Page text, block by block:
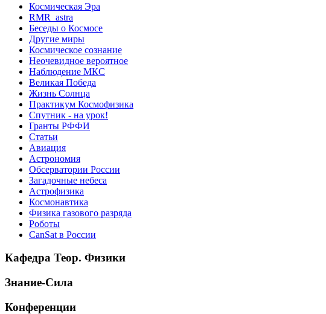
Космическая Эра
RMR_astra
Беседы о Космосе
Другие миры
Космическое сознание
Неочевидное вероятное
Наблюдение МКС
Великая Победа
Жизнь Солнца
Практикум Космофизика
Спутник - на урок!
Гранты РФФИ
Статьи
Авиация
Астрономия
Обсерватории России
Загадочные небеса
Астрофизика
Космонавтика
Физика газового разряда
Роботы
CanSat в России
Кафедра Теор. Физики
Знание-Сила
Конференции